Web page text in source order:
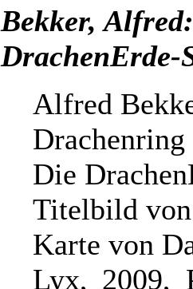
Bekker,
DrachenErde-
Alfred
Drachenring
Die
Titelbild
Karte von
Lyx, 2009,